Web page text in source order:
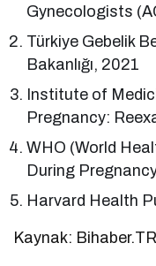
Gynecologists
Türkiye Gebelik
Bakanlığı, 2021
Institute of
Pregnancy:
WHO (World
During
Harvard Health
Kaynak: